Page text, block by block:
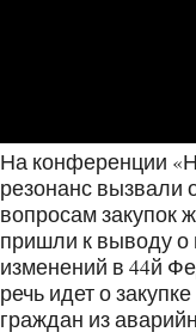
На конференции
резонанс
вопросам
пришли к выводу о
изменений в 44й
речь идет о
граждан из